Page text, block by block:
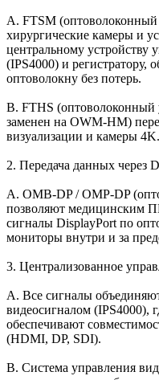
A. FTSM
хирургические камеры и
центральному устройству
(IPS4000) и регистратору,
оптоволокну без потерь.
B. FTHS (оптоволоконный
заменен на OWM-HM)
визуализации и камеры 4K.
2. Передача данных через
A. OMB-DP / OMP-DP
позволяют медицинским
сигналы DisplayPort по
мониторы внутри и за
3. Централизованное
A. Все сигналы
видеосигналом (IPS4000),
обеспечивают
(HDMI, DP, SDI).
B. Система управления